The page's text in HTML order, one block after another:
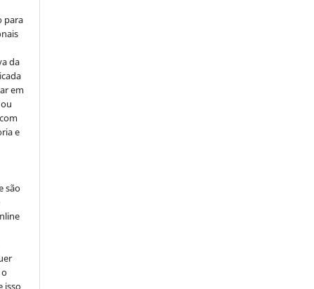
para
da
em
e
são
isso